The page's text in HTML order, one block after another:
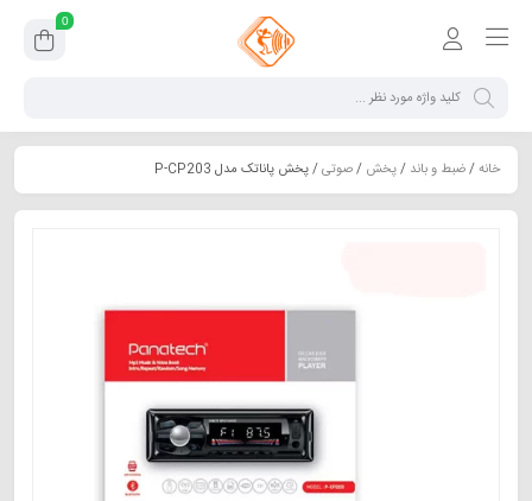
0
خانه/ضبط و باند /پخش /صوتی/ پخش پاناتک مدل P-CP203